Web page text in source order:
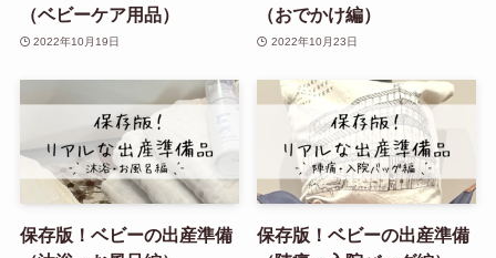
（ベビーケア用品）
2022年10月19日
（おでかけ編）
2022年10月23日
保存版！ベビーの出産準備
保存版！ベビーの出産準備